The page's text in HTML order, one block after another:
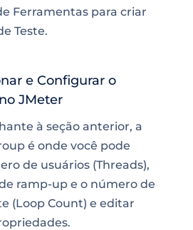
Ferramentas para criar
Teste.
e Configurar o
JMeter
à seção anterior, a
é onde você pode
de usuários (Threads),
ramp-up e o número de
(Loop Count) e editar